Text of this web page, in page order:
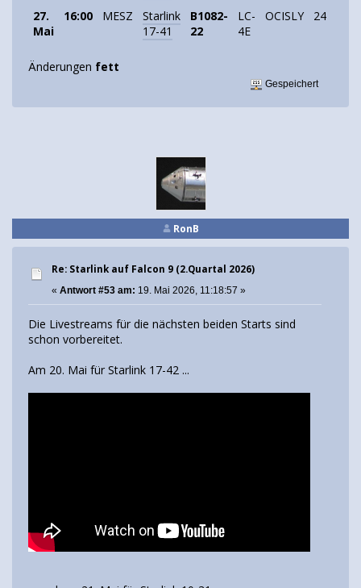
27.
Mai
16:00 MESZ
Starlink
17-41
B1082-
22
LC-
4E
OCISLY 24
Änderungen fett
Gespeichert
RonB
Re: Starlink auf Falcon 9 (2.Quartal 2026)
« Antwort #53 am: 19. Mai 2026, 11:18:57 »
Die Livestreams für die nächsten beiden Starts sind
schon vorbereitet.
Am 20. Mai für Starlink 17-42 ...